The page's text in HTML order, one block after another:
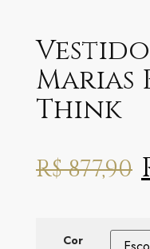
Marias
Think
R$877,90
Cor